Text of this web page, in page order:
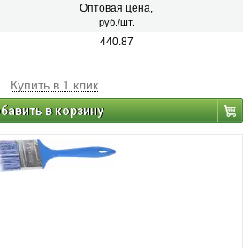
Оптовая цена,
руб./шт.
440.87
Купить в 1 клик
в корзину